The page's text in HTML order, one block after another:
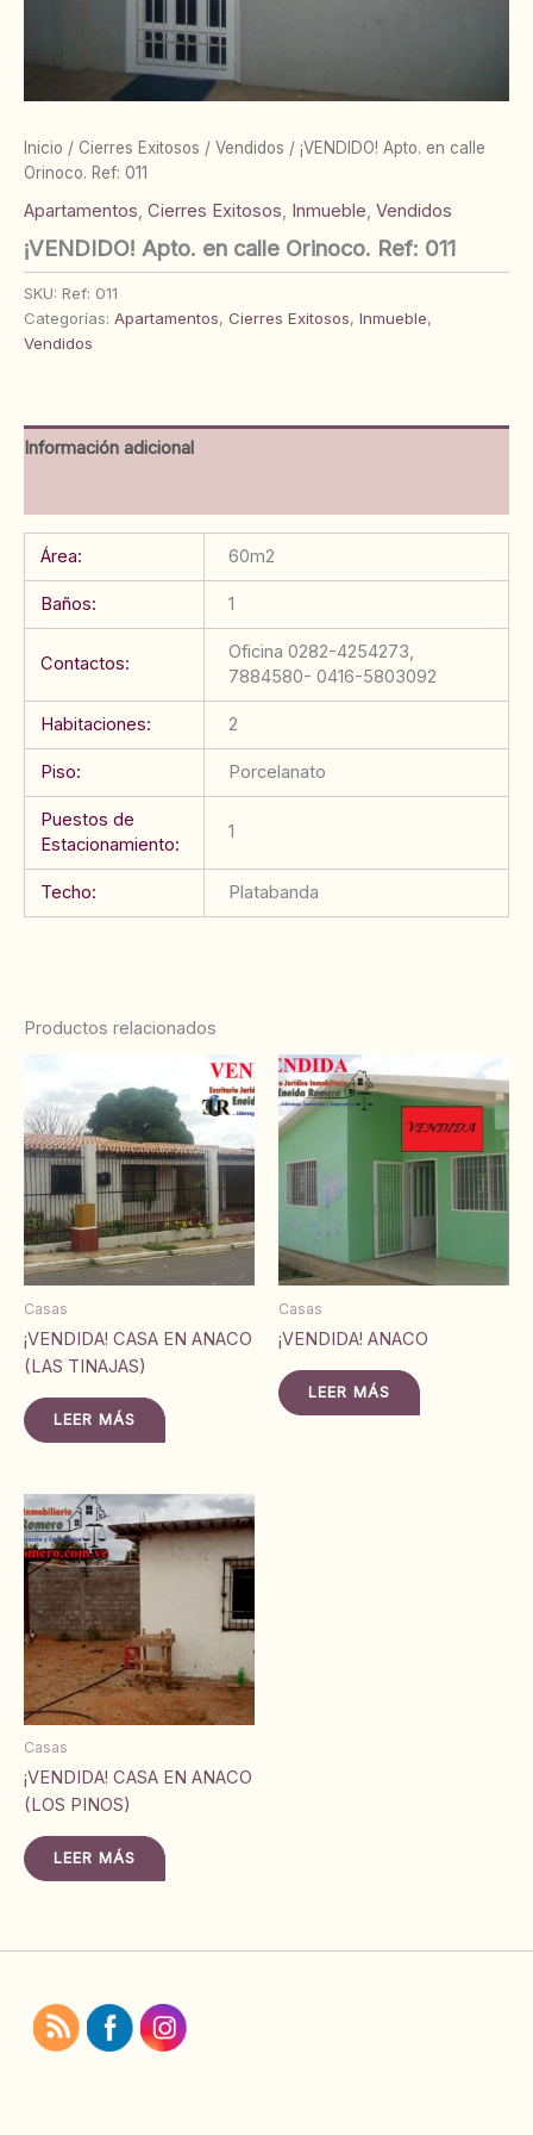
Inicio / Cierres Exitosos / Vendidos / ¡VENDIDO! Apto. en calle
Orinoco. Ref: 011
Apartamentos, Cierres Exitosos, Inmueble, Vendidos
¡VENDIDO! Apto. en calle Orinoco. Ref: 011
SKU: Ref: 011
Categorías: Apartamentos, Cierres Exitosos, Inmueble,
Vendidos
Información adicional
Área: 60m2
Baños: 1
Contactos:
Oficina 0282-4254273,
7884580- 0416-5803092
Habitaciones: 2
Piso: Porcelanato
Puestos de
Estacionamiento:
1
Techo: Platabanda
Productos relacionados
Casas
¡VENDIDA! CASA EN ANACO
(LAS TINAJAS)
LEER MÁS
Casas
¡VENDIDA! ANACO
LEER MÁS
Casas
¡VENDIDA! CASA EN ANACO
(LOS PINOS)
LEER MÁS